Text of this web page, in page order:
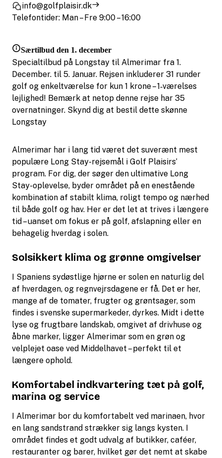
Særtilbud den 1. december
Specialtilbud på Longstay til Almerimar fra 1.
December. til 5. Januar. Rejsen inkluderer 31 runder
golf og enkeltværelse for kun 1 krone – 1‑værelses
lejlighed! Bemærk at netop denne rejse har 35
overnatninger. Skynd dig at bestil dette skønne
Longstay
Almerimar har i lang tid været det suverænt mest
populære Long Stay-rejsemål i Golf Plaisirs’
program. For dig, der søger den ultimative Long
Stay-oplevelse, byder området på en enestående
kombination af stabilt klima, roligt tempo og nærhed
til både golf og hav. Her er det let at trives i længere
tid – uanset om fokus er på golf, afslapning eller en
behagelig hverdag i solen.
Solsikkert klima og grønne omgivelser
I Spaniens sydøstlige hjørne er solen en naturlig del
af hverdagen, og regnvejrsdagene er få. Det er her,
mange af de tomater, frugter og grøntsager, som
findes i svenske supermarkeder, dyrkes. Midt i dette
lyse og frugtbare landskab, omgivet af drivhuse og
åbne marker, ligger Almerimar som en grøn og
velplejet oase ved Middelhavet – perfekt til et
længere ophold.
Komfortabel indkvartering tæt på golf,
marina og service
I Almerimar bor du komfortabelt ved marinaen, hvor
en lang sandstrand strækker sig langs kysten. I
området findes et godt udvalg af butikker, caféer,
restauranter og barer, hvilket gør det nemt at skabe
info@golfplaisir.dk
Telefontider: Man – Fre 9:00 – 16:00